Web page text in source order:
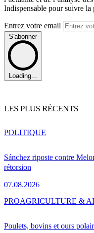
Indispensable pour suivre la
Entrez votre email
S'abonner
Loading...
LES PLUS RÉCENTS
Sánchez riposte contre
rétorsion
07.08.2026
POLITIQUE
Poulets, bovins et ours
PROAGRICULTURE &